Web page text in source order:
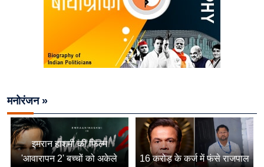
मनोरंजन »
इमरान हाशमी की फिल्म
'आवारापन 2' बच्चों को अकेले
16 करोड़ के कर्ज में फंसे राजपाल